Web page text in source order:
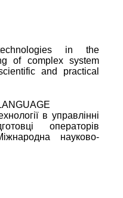
in the
of complex system
and practical
в управлінні
операторів
науково-